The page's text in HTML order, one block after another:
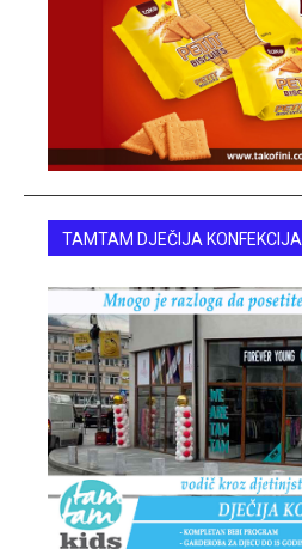
TAMTAM DJEČIJA KONFEKCIJA